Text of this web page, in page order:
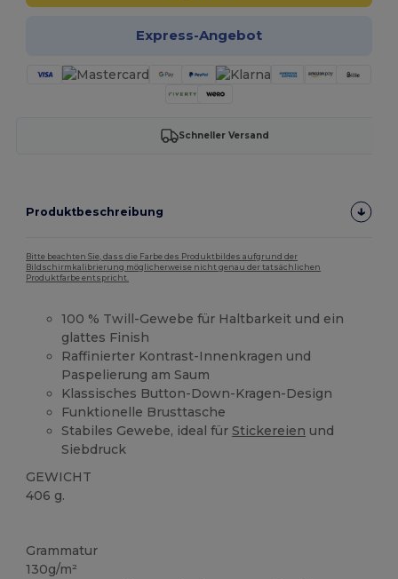
Express-Angebot
Schneller Versand
Produktbeschreibung
Bitte beachten Sie, dass die Farbe des Produktbildes aufgrund der
Bildschirmkalibrierung möglicherweise nicht genau der tatsächlichen
Produktfarbe entspricht.
100 % Twill-Gewebe für Haltbarkeit und ein
glattes Finish
Raffinierter Kontrast-Innenkragen und
Paspelierung am Saum
Klassisches Button-Down-Kragen-Design
Funktionelle Brusttasche
Stabiles Gewebe, ideal fürStickereien und
Siebdruck
GEWICHT
406 g.
Grammatur
130g/m²